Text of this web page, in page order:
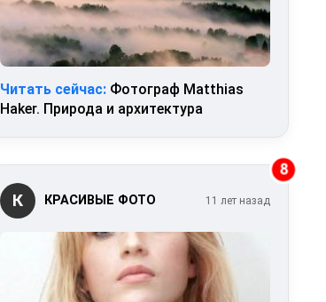
Читать сейчас: Фотограф Matthias
Haker. Природа и архитектура
8
К КРАСИВЫЕ ФОТО 11 лет назад